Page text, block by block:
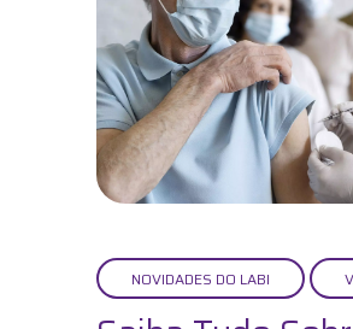
Institucional
Labi na Mídia
Maternidade
Novidades do Labi
Saúde da Mulher
Saúde do Homem
NOVIDADES DO LABI